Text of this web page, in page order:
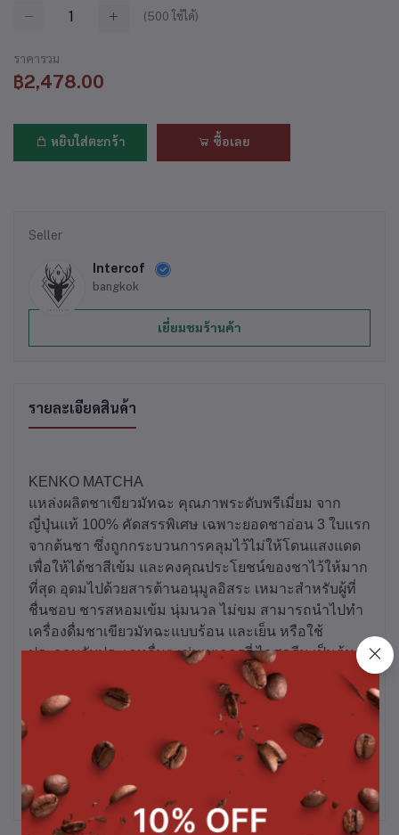
(500 ใช้ได้)
ราคารวม
฿2,478.00
หยิบใส่ตะกร้า ซื้อเลย
Seller
Intercof
bangkok
เยี่ยมชมร้านค้า
รายละเอียดสินค้า
KENKO MATCHA
แหล่งผลิตชาเขียวมัทฉะ คุณภาพระดับพรีเมี่ยม จาก
ญี่ปุ่นแท้ 100% คัดสรรพิเศษ เฉพาะยอดชาอ่อน 3 ใบแรก
จากต้นชา ซึ่งถูกกระบวนการคลุมไว้ไม่ให้โดนแสงแดด
เพื่อให้ได้ชาสีเข้ม และคงคุณประโยชน์ของชาไว้ให้มาก
ที่สุด อุดมไปด้วยสารต้านอนุมูลอิสระ เหมาะสำหรับผู้ที่
ชื่นชอบ ชารสหอมเข้ม นุ่มนวล ไม่ขม สามารถนำไปทำ
เครื่องดื่มชาเขียวมัทฉะแบบร้อน และเย็น หรือใช้
ประกอบกับประเภทอื่นๆ เช่นเบเกอรรี่ ไอศครีม เป็นต้น
บรรจุ 500g. / 1 ถุง
*หมายเหตุ ราคานี้รวม Vat7% แล้ว